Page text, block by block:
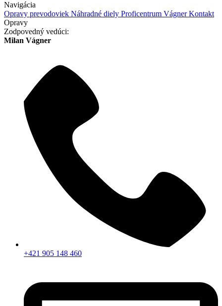
Navigácia
Opravy prevodoviek Náhradné diely Proficentrum VágnerKontakt
Opravy
Zodpovedný vedúci:
Milan Vágner
+421 905 148 460